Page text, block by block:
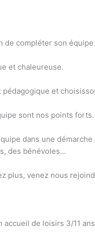
de compléter son
et chaleureuse.
et
sont nos points forts.
dans une
des bénévoles…
plus, venez nous
accueil de loisirs 3/11 ans